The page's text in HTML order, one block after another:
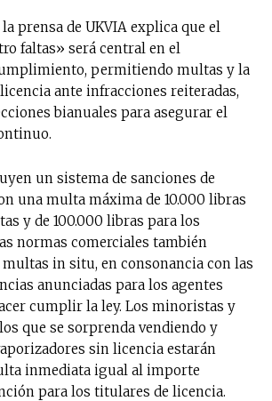
prensa de UKVIA explica que el
faltas» será central en el
permitiendo multas y la
ante infracciones reiteradas,
bianuales para asegurar el
un sistema de sanciones de
una multa máxima de 10.000 libras
y de 100.000 libras para los
normas comerciales también
in situ, en consonancia con las
anunciadas para los agentes
cumplir la ley. Los minoristas y
que se sorprenda vendiendo y
sin licencia estarán
inmediata igual al importe
para los titulares de licencia.